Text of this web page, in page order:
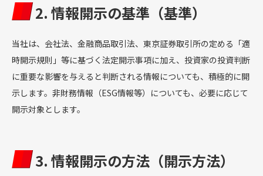
文化・芸術活動
2. 情報開示の基準（基準）
当社は、会社法、金融商品取引法、東京証券取引所の定める「適
時開示規則」等に基づく法定開示事項に加え、投資家の投資判断
に重要な影響を与えると判断される情報についても、積極的に開
示します。非財務情報（ESG情報等）についても、必要に応じて
開示対象とします。
3. 情報開示の方法（開示方法）